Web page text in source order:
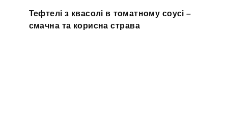
Тефтелі з квасолі в томатному соусі –
смачна та корисна страва